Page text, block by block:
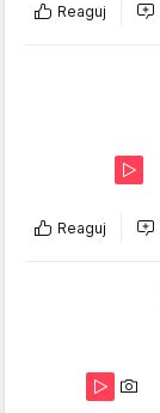
Reaguj
Reaguj